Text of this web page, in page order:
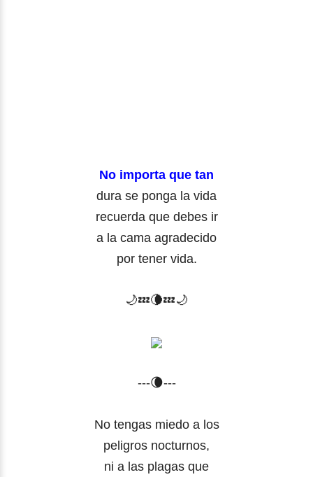
No importa que tan
dura se ponga la vida
recuerda que debes ir
a la cama agradecido
por tener vida.
🌙💤🌘💤🌙
---🌘---
No tengas miedo a los
peligros nocturnos,
ni a las plagas que